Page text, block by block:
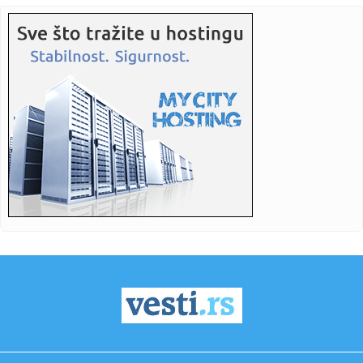
11:25: Vučević srušio laži o "Sarajevo safariju"; Poslao poruku:
"Vu...
11:22:
Ormuskom moreuzu...
11:19:Vučić dočekao Zelenskog: Prijem uz najviše počasti ispred
Pa...
11:19:Nastavak konstitutivne sednice Skupštine Kosova i nakon
isteka u...
11:15:Neil Young objavio naslovnu pesmu sa novog albuma
‘Second Song...
Lozano na pozajmici u Galaksiju